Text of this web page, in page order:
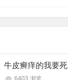
牛皮癣痒的我要死
6403 浏览